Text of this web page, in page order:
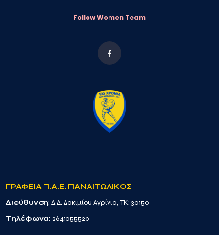
Follow Women Team
ΓΡΑΦΕΙΑ Π.Α.Ε. ΠΑΝΑΙΤΩΛΙΚΟΣ
Διεύθυνση: Δ.Δ. Δοκιμίου Αγρίνιο, TK: 30150
Τηλέφωνα: 2641055520